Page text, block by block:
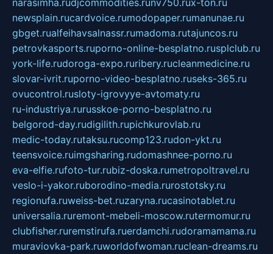
newsplain.rucardvoice.rumodopaper.rumanunae.ru
gbget.rualfeihavsalnassr.rumadoma.rutajuncos.ru
petrovkasports.ruporno-online-besplatno.rusplclub.ru
york-life.rudoroga-expo.ruribery.rucleanmedicine.ru
slovar-ivrit.ruporno-video-besplatno.ruseks-365.ru
ovucontrol.rusloty-igrovyye-avtomaty.ru
ru-industriya.rurusskoe-porno-besplatno.ru
belgorod-day.rudigilith.rupichkurovlab.ru
medic-today.rutaksu.rucomp123.rudon-ykt.ru
teensvoice.ruimgsharing.rudomashnee-porno.ru
eva-elfie.rufoto-tur.rubiz-doska.rumetropoltravel.ru
veslo-i-yakor.ruborodino-media.rurostotsky.ru
regionufa.ruweiss-bet.ruzaryna.rucasinotablet.ru
universalia.ruremont-mebeli-moscow.rutermomur.ru
clubfisher.ruremstirufa.ruerdamchi.rudoramamama.ru
muraviovka-park.ruworldofwoman.ruclean-dreams.ru